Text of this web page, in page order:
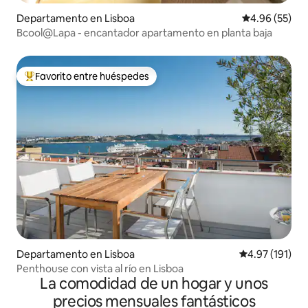
Departamento en Lisboa Calificación
4.96 (55)
Bcool@Lapa - encantador apartamento en planta baja
De los mejores en Favorito entre huéspedes
Favorito entre huéspedes
Departamento en Lisboa Calificación
4.97 (191)
Penthouse con vista al río en Lisboa
La comodidad de un hogar y unos
precios mensuales fantásticos